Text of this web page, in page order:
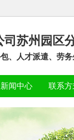
苏州园区
、人才派遣、劳
新闻中心 联系方